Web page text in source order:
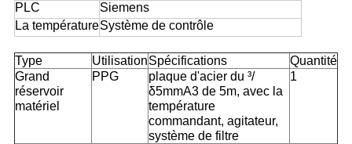
PLC
Siemens
La températureSystème de contrôle
Type UtilisationSpécifications
Quantité
Grand
réservoir
matériel
PPG
plaque d'acier du ³/
δ5mmA3 de 5m, avec la
température
commandant, agitateur,
système de filtre
1